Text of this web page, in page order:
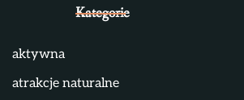
Kategorie
aktywna
atrakcje naturalne